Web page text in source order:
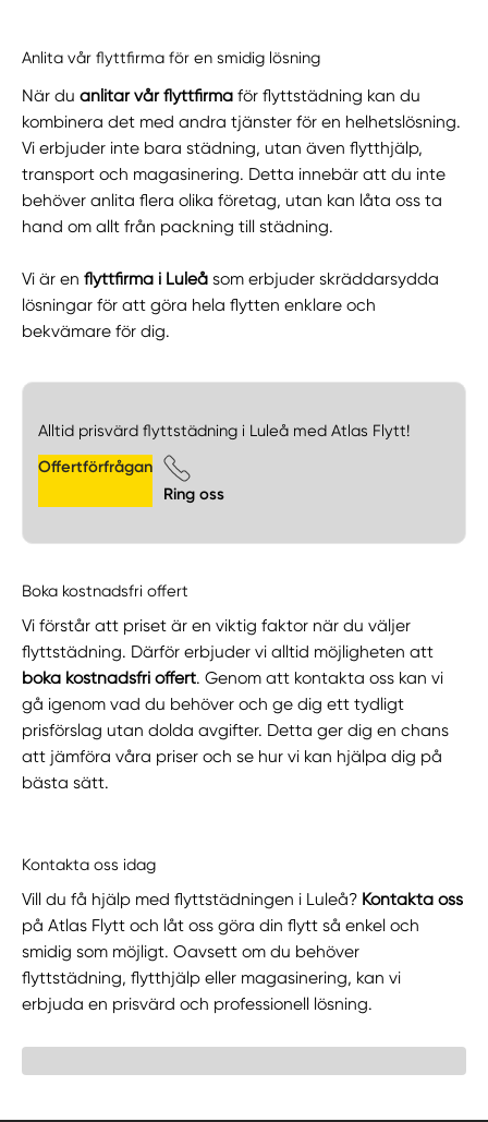
Anlita vår flyttfirma för en smidig lösning
När duanlitar vår flyttfirma för flyttstädning kan du
kombinera det med andra tjänster för en helhetslösning.
Vi erbjuder inte bara städning, utan även flytthjälp,
transport och magasinering. Detta innebär att du inte
behöver anlita flera olika företag, utan kan låta oss ta
hand om allt från packning till städning.
Vi är enflyttfirma i Luleåsom erbjuder skräddarsydda
lösningar för att göra hela flytten enklare och
bekvämare för dig.
Alltid prisvärd flyttstädning i Luleå med Atlas Flytt!
Offertförfrågan
Ring oss
Boka kostnadsfri offert
Vi förstår att priset är en viktig faktor när du väljer
flyttstädning. Därför erbjuder vi alltid möjligheten att
boka kostnadsfri offert. Genom att kontakta oss kan vi
gå igenom vad du behöver och ge dig ett tydligt
prisförslag utan dolda avgifter. Detta ger dig en chans
att jämföra våra priser och se hur vi kan hjälpa dig på
bästa sätt.
Kontakta oss idag
Vill du få hjälp med flyttstädningen i Luleå? Kontakta oss
på Atlas Flytt och låt oss göra din flytt så enkel och
smidig som möjligt. Oavsett om du behöver
flyttstädning, flytthjälp eller magasinering, kan vi
erbjuda en prisvärd och professionell lösning.